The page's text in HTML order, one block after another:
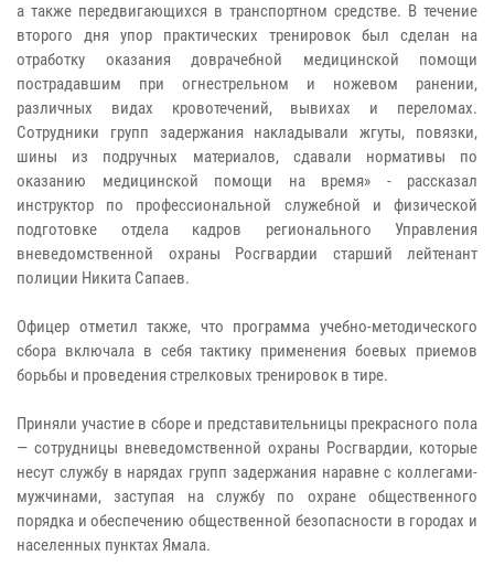
а также передвигающихся в транспортном средстве. В течение
второго дня упор практических тренировок был сделан на
отработку оказания доврачебной медицинской помощи
пострадавшим при огнестрельном и ножевом ранении,
различных видах кровотечений, вывихах и переломах.
Сотрудники групп задержания накладывали жгуты, повязки,
шины из подручных материалов, сдавали нормативы по
оказанию медицинской помощи на время» - рассказал
инструктор по профессиональной служебной и физической
подготовке отдела кадров регионального Управления
вневедомственной охраны Росгвардии старший лейтенант
полиции Никита Сапаев.
Офицер отметил также, что программа учебно-методического
сбора включала в себя тактику применения боевых приемов
борьбы и проведения стрелковых тренировок в тире.
Приняли участие в сборе и представительницы прекрасного пола
— сотрудницы вневедомственной охраны Росгвардии, которые
несут службу в нарядах групп задержания наравне с коллегами-
мужчинами, заступая на службу по охране общественного
порядка и обеспечению общественной безопасности в городах и
населенных пунктах Ямала.